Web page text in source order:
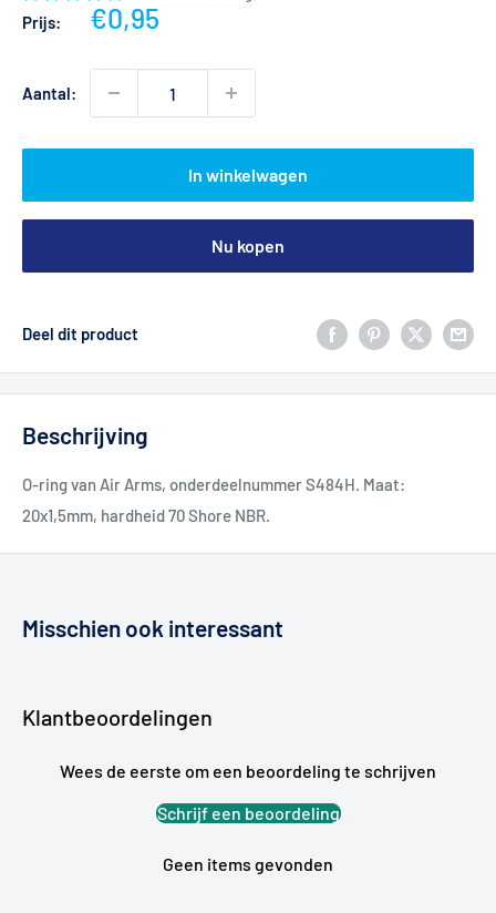
Prijs:
Actieprijs
€0,95
Aantal:
In winkelwagen
Nu kopen
Deel dit product
Beschrijving
O-ring van Air Arms, onderdeelnummer S484H. Maat:
20x1,5mm, hardheid 70 Shore NBR.
Misschien ook interessant
Klantbeoordelingen
Wees de eerste om een beoordeling te schrijven
Schrijf een beoordeling
Geen items gevonden